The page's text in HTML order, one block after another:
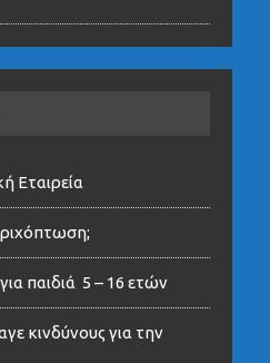
Εταιρεία
παιδιά 5 – 16 ετών
κινδύνους για την